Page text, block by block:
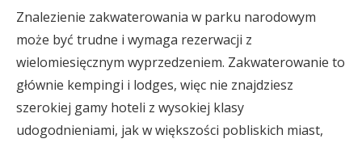
Znalezienie zakwaterowania w parku narodowym
może być trudne i wymaga rezerwacji z
wielomiesięcznym wyprzedzeniem. Zakwaterowanie to
głównie kempingi i lodges, więc nie znajdziesz
szerokiej gamy hoteli z wysokiej klasy
udogodnieniami, jak w większości pobliskich miast,